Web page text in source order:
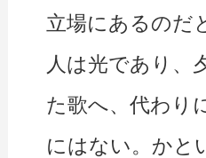
立場にあるのだ
人は光であり、
た歌へ、代わり
にはない。かと